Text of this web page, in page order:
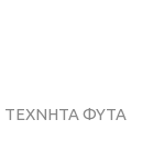
ΤΕΧΝΗΤΑ ΦΥΤΑ